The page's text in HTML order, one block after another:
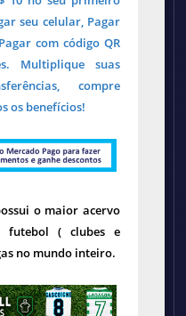
seu celular, Pagar
com código QR
Multiplique suas
compre
os benefícios!
o maior acervo
futebol ( clubes e
no mundo inteiro.